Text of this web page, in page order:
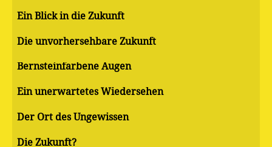
Ein Blick in die Zukunft
Die unvorhersehbare Zukunft
Bernsteinfarbene Augen
Ein unerwartetes Wiedersehen
Der Ort des Ungewissen
Die Zukunft?